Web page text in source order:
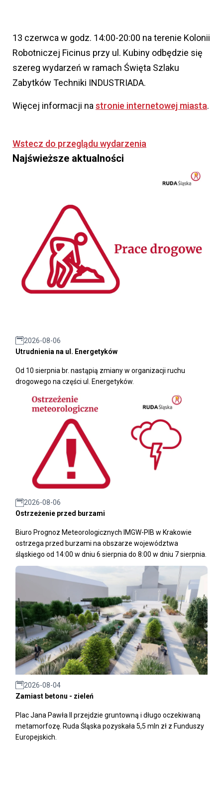
13 czerwca w godz. 14:00-20:00 na terenie Kolonii
Robotniczej Ficinus przy ul. Kubiny odbędzie się
szereg wydarzeń w ramach Święta Szlaku
Zabytków Techniki INDUSTRIADA.
Więcej informacji na stronie internetowej miasta.
Wstecz do przeglądu wydarzenia
Najświeższe aktualności
2026-08-06
Utrudnienia na ul. Energetyków
Od 10 sierpnia br. nastąpią zmiany w organizacji ruchu
drogowego na części ul. Energetyków.
2026-08-06
Ostrzeżenie przed burzami
Biuro Prognoz Meteorologicznych IMGW-PIB w Krakowie
ostrzega przed burzami na obszarze województwa
śląskiego od 14:00 w dniu 6 sierpnia do 8:00 w dniu 7 sierpnia.
2026-08-04
Zamiast betonu - zieleń
Plac Jana Pawła II przejdzie gruntowną i długo oczekiwaną
metamorfozę. Ruda Śląska pozyskała 5,5 mln zł z Funduszy
Europejskich.